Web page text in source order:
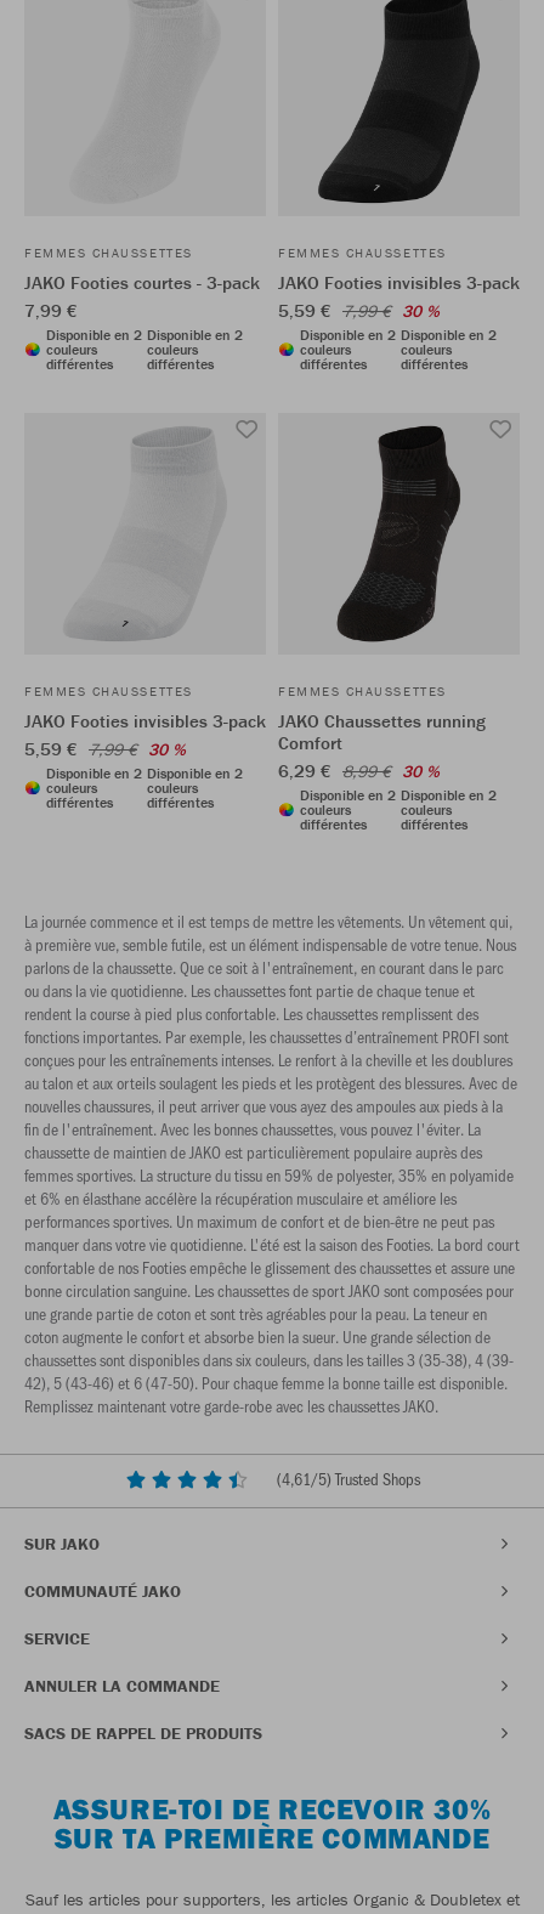
FEMMES CHAUSSETTES
JAKO Footies courtes - 3-pack
7,99 €
Disponible en 2
couleurs
différentes
Disponible en 2
couleurs
différentes
FEMMES CHAUSSETTES
JAKO Footies invisibles 3-pack
5,59 € 7,99 € 30 %
Disponible en 2
couleurs
différentes
Disponible en 2
couleurs
différentes
FEMMES CHAUSSETTES
JAKO Footies invisibles 3-pack
5,59 € 7,99 € 30 %
Disponible en 2
couleurs
différentes
Disponible en 2
couleurs
différentes
FEMMES CHAUSSETTES
JAKO Chaussettes running
Comfort
6,29 € 8,99 € 30 %
Disponible en 2
couleurs
différentes
Disponible en 2
couleurs
différentes
La journée commence et il est temps de mettre les vêtements. Un vêtement qui,
à première vue, semble futile, est un élément indispensable de votre tenue. Nous
parlons de la chaussette. Que ce soit à l'entraînement, en courant dans le parc
ou dans la vie quotidienne. Les chaussettes font partie de chaque tenue et
rendent la course à pied plus confortable. Les chaussettes remplissent des
fonctions importantes. Par exemple, les chaussettes d’entraînement PROFI sont
conçues pour les entraînements intenses. Le renfort à la cheville et les doublures
au talon et aux orteils soulagent les pieds et les protègent des blessures. Avec de
nouvelles chaussures, il peut arriver que vous ayez des ampoules aux pieds à la
fin de l'entraînement. Avec les bonnes chaussettes, vous pouvez l'éviter. La
chaussette de maintien de JAKO est particulièrement populaire auprès des
femmes sportives. La structure du tissu en 59% de polyester, 35% en polyamide
et 6% en élasthane accélère la récupération musculaire et améliore les
performances sportives. Un maximum de confort et de bien-être ne peut pas
manquer dans votre vie quotidienne. L'été est la saison des Footies. La bord court
confortable de nos Footies empêche le glissement des chaussettes et assure une
bonne circulation sanguine. Les chaussettes de sport JAKO sont composées pour
une grande partie de coton et sont très agréables pour la peau. La teneur en
coton augmente le confort et absorbe bien la sueur. Une grande sélection de
chaussettes sont disponibles dans six couleurs, dans les tailles 3 (35-38), 4 (39-
42), 5 (43-46) et 6 (47-50). Pour chaque femme la bonne taille est disponible.
Remplissez maintenant votre garde-robe avec les chaussettes JAKO.
(4,61/5) Trusted Shops
SUR JAKO
COMMUNAUTÉ JAKO
SERVICE
ANNULER LA COMMANDE
SACS DE RAPPEL DE PRODUITS
ASSURE-TOI DE RECEVOIR 30%
SUR TA PREMIÈRE COMMANDE
Sauf les articles pour supporters, les articles Organic & Doubletex et